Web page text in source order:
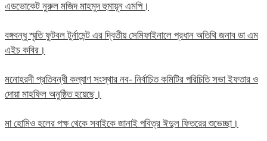
এডভোকেট নুরুল মজিদ মাহমুদ হুমায়ূন এমপি।
বঙ্গবন্ধু স্মৃতি ফুটবল টুর্নামেন্ট এর দ্বিতীয় সেমিফাইনালে প্রধান অতিথি জনাব ডা এম
এইচ কবির।
মনোহরদী প্রতিবন্ধী কল্যাণ সংস্থার নব- নির্বাচিত কমিটির পরিচিতি সভা ইফতার ও
দোয়া মাহফিল অনুষ্ঠিত হয়েছে।
মা হোমিও হলের পক্ষ থেকে সবাইকে জানাই পবিত্র ঈদুল ফিতরের শুভেচ্ছা।